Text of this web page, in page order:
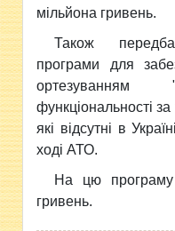
мільйона гривень.
Також
програми для
ортезуванням
функціональності
які відсутні в
ході АТО.
На цю програму
гривень.